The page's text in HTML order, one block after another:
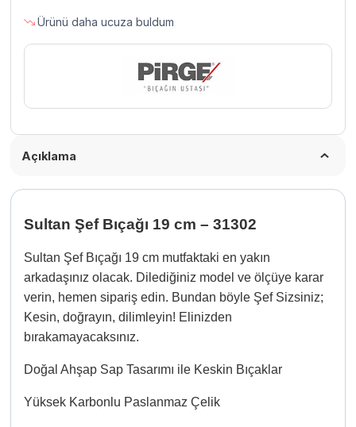
Ürünü daha ucuza buldum
Açıklama
Sultan Şef Bıçağı 19 cm – 31302
Sultan Şef Bıçağı 19 cm mutfaktaki en yakın
arkadaşınız olacak. Dilediğiniz model ve ölçüye karar
verin, hemen sipariş edin. Bundan böyle Şef Sizsiniz;
Kesin, doğrayın, dilimleyin! Elinizden
bırakamayacaksınız.
Doğal Ahşap Sap Tasarımı ile Keskin Bıçaklar
Yüksek Karbonlu Paslanmaz Çelik